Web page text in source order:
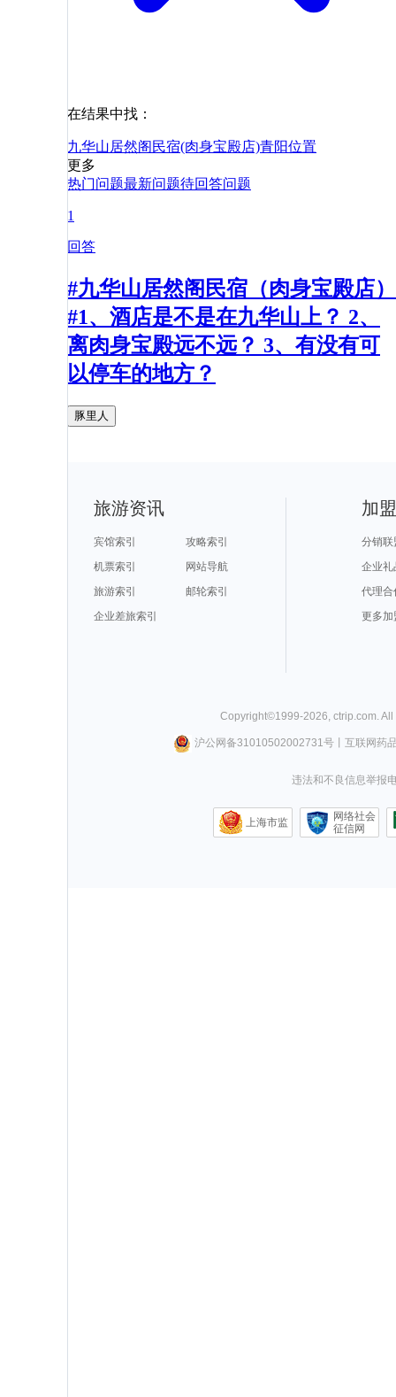
在结果中找：
九华山居然阁民宿(肉身宝殿店)青阳位置
更多
热门问题最新问题待回答问题
1
回答
#九华山居然阁民宿（肉身宝殿店）
#1、酒店是不是在九华山上？ 2、
离肉身宝殿远不远？ 3、有没有可
以停车的地方？
豚里人
旅游资讯
宾馆索引
攻略索引
机票索引
网站导航
旅游索引
邮轮索引
企业差旅索引
加
分销联
企业礼
代理合
更多加
Copyright©1999-2026 ctrip.com .
沪公网备31010502002731号丨 互联网药
违法和不良信息举报
上海市监
网络社会
征信网